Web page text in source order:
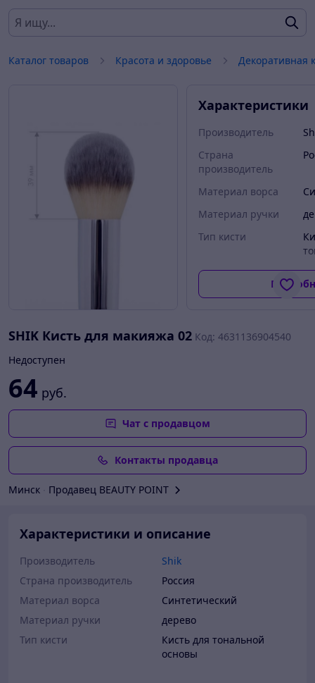
Каталог товаров Красота и здоровье Декоративная
Характеристики
Производитель
Страна
производитель
Материал ворса
Материал ручки
Тип кисти
SHIK Кисть для макияжа 02 Код: 4631136904540
Недоступен
64 руб.
Чат с продавцом
Контакты продавца
Минск Продавец BEAUTY POINT
Характеристики и описание
Производитель
Shik
Страна производитель
Россия
Материал ворса
Синтетический
Материал ручки
дерево
Тип кисти
Кисть для тональной
основы